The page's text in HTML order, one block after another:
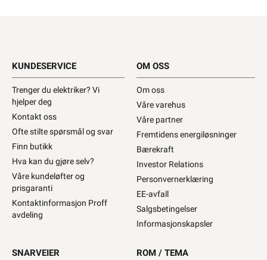
KUNDESERVICE
Trenger du elektriker? Vi
hjelper deg
Kontakt oss
Ofte stilte spørsmål og svar
Finn butikk
Hva kan du gjøre selv?
Våre kundeløfter og
prisgaranti
Kontaktinformasjon Proff
avdeling
OM OSS
Om oss
Våre varehus
Våre partner
Fremtidens energiløsninger
Bærekraft
Investor Relations
Personvernerklæring
EE-avfall
Salgsbetingelser
Informasjonskapsler
SNARVEIER ROM / TEMA